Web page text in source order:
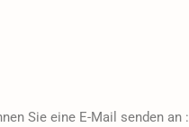
Sie eine E-Mail senden an :